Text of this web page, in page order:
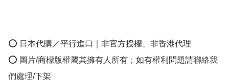
⭕ 日本代購／平行進口｜非官方授權、非香港代理
⭕ 圖片/商標版權屬其擁有人所有；如有權利問題請聯絡我
們處理/下架